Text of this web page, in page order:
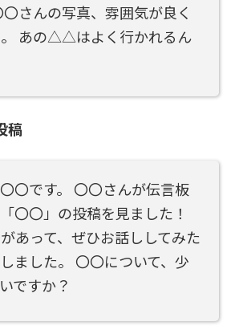
さんの写真、雰囲気が良く
あの△△はよく行かれるん
稿
〇です。 〇〇さんが伝言板
〇〇」の投稿を見ました！
あって、ぜひお話ししてみた
ました。 〇〇について、少
ですか？